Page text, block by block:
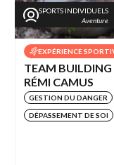
SPORTS INDIVIDUELS
Aventure
EXPÉRIENCE
TEAM BUILDING
RÉMI CAMUS
GESTION DU DANGER
DÉPASSEMENT DE SOI